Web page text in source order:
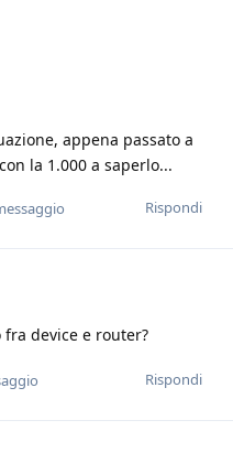
appena passato a
la 1.000 a saperlo...
Rispondi
device e router?
Rispondi